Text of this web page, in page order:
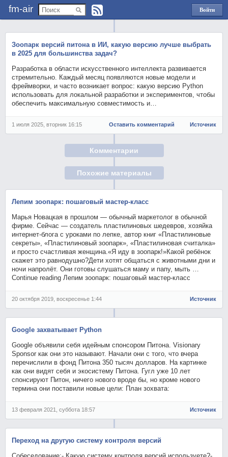
fm-air
Войти
через
Зоопарк версий питона в ИИ, какую версию лучше выбрать
в 2025 для большинства задач?
Разработка в области искусственного интеллекта развивается
стремительно. Каждый месяц появляются новые модели и
фреймворки, и часто возникает вопрос: какую версию Python
использовать для локальной разработки и экспериментов, чтобы
обеспечить максимальную совместимость и…
1 июля 2025, вторник 16:15 Оставить комментарий Источник
Комментарии
Похожие материалы
Лепим зоопарк: пошаговый мастер-класс
Марья Новацкая в прошлом — обычный маркетолог в обычной
фирме. Сейчас — создатель пластилиновых шедевров, хозяйка
интернет-блога с уроками по лепке, автор книг «Пластилиновые
секреты», «Пластилиновый зоопарк», «Пластилиновая считалка»
и просто счастливая женщина.«Я иду в зоопарк!»Какой ребёнок
скажет это равнодушно?Дети хотят общаться с животными дни и
ночи напролёт. Они готовы слушаться маму и папу, мыть …
Continue reading Лепим зоопарк: пошаговый мастер-класс
20 октября 2019, воскресенье 1:44 Источник
Google захватывает Python
Google объявили себя идейным спонсором Питона. Visionary
Sponsor как они это называют. Начали они с того, что вчера
перечислили в фонд Питона 350 тысяч долларов. На картинке
как они видят себя и экосистему Питона. Гугл уже 10 лет
спонсируют Питон, ничего нового вроде бы, но кроме нового
термина они поставили новые цели: План зохвата:
13 февраля 2021, суббота 18:57 Источник
Переход на другую систему контроля версий